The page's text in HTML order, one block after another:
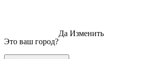
Это ваш город?
Да Изменить